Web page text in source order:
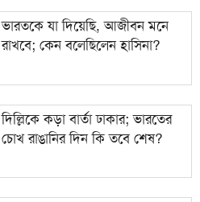
ভারতকে যা দিয়েছি, আজীবন মনে
রাখবে; কেন বলেছিলেন হাসিনা?
দিল্লিকে কড়া বার্তা ঢাকার; ভারতের
চোখ রাঙানির দিন কি তবে শেষ?